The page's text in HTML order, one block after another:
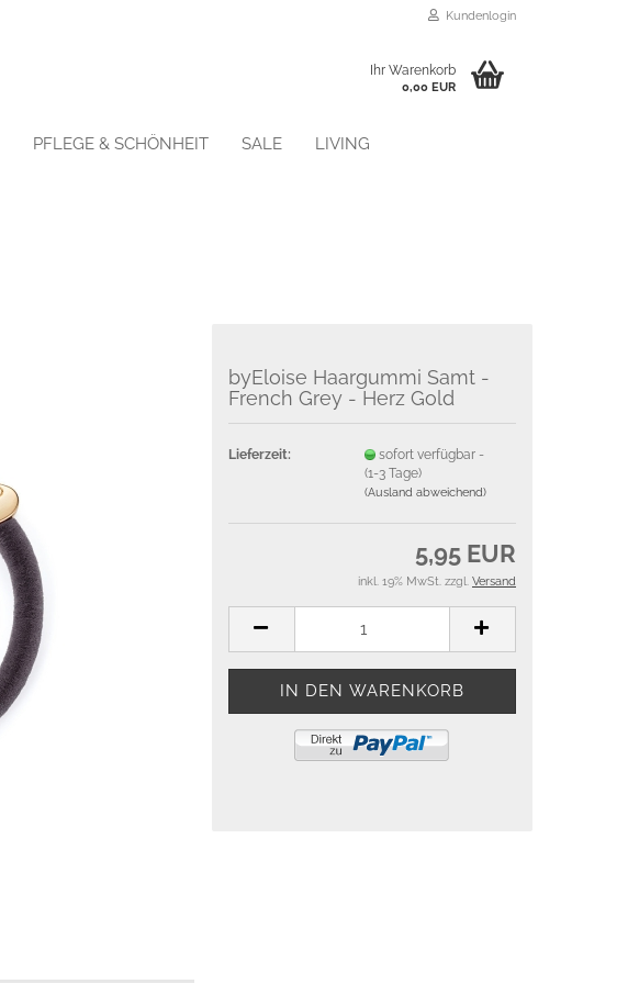
Kundenlogin
Ihr Warenkorb
0,00 EUR
PFLEGE & SCHÖNHEIT SALE LIVING
byEloise Haargummi Samt -
French Grey - Herz Gold
Lieferzeit:
sofort verfügbar -
(1-3 Tage)
(Ausland abweichend)
5,95 EUR
inkl. 19% MwSt. zzgl. Versand